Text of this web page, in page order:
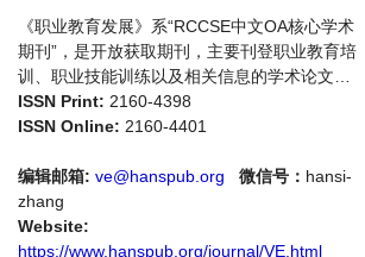
《职业教育发展》系“RCCSE中文OA核心学术
期刊”，是开放获取期刊，主要刊登职业教育培
训、职业技能训练以及相关信息的学术论文，
职业教育前沿最新动态评述等。本刊支持思想
创新、学术创新，倡导科学，繁荣学术，集学
学家、学者、科研人员提供一个传播、分享和
讨论职业教育领域内不同方向问题与发展的交
流平台。
ISSN Print: 2160-4398
ISSN Online: 2160-4401
编辑邮箱: ve@hanspub.org 微信号： hansi-
zhang
Website:
https://www.hanspub.org/journal/VE.html